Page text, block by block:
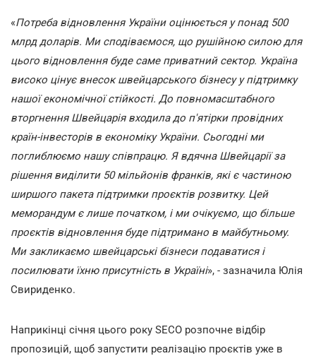
«Потреба відновлення України оцінюється у понад 500
млрд доларів. Ми сподіваємося, що рушійною силою для
цього відновлення буде саме приватний сектор. Україна
високо цінує внесок швейцарського бізнесу у підтримку
нашої економічної стійкості. До повномасштабного
вторгнення Швейцарія входила до п'ятірки провідних
країн-інвесторів в економіку України. Сьогодні ми
поглиблюємо нашу співпрацю. Я вдячна Швейцарії за
рішення виділити 50 мільйонів франків, які є частиною
ширшого пакета підтримки проєктів розвитку. Цей
меморандум є лише початком, і ми очікуємо, що більше
проєктів відновлення буде підтримано в майбутньому.
Ми закликаємо швейцарські бізнеси подаватися і
посилювати їхню присутність в Україні», - зазначила Юлія
Свириденко.
Наприкінці січня цього року SECO розпочне відбір
пропозицій, щоб запустити реалізацію проєктів уже в